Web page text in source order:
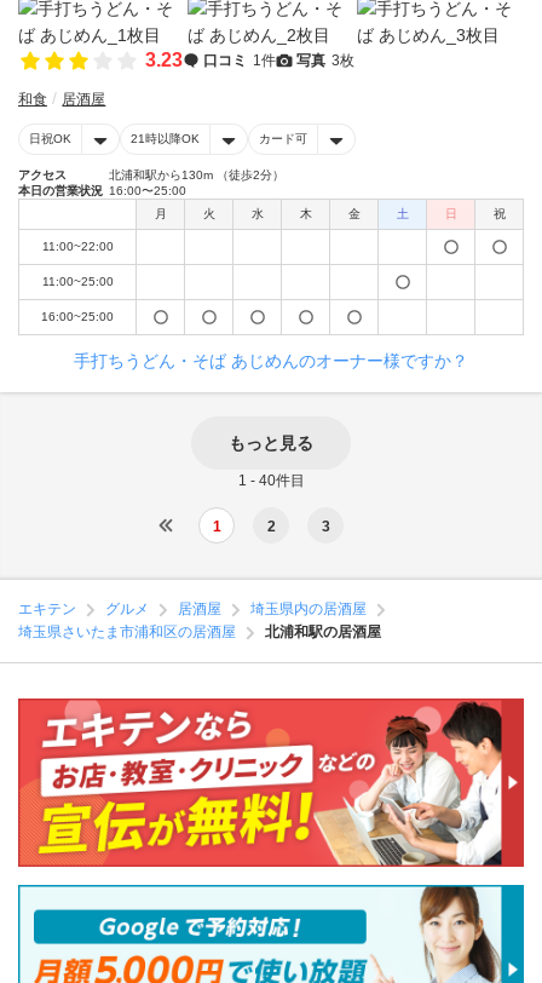
3.23 口コミ 1件 写真 3枚
和食 居酒屋
日祝OK 21時以降OK カード可
アクセス
北浦和駅から130m （徒歩2分）
本日の営業状況 16:00〜25:00
月
火 水 木 金 土 日 祝
11:00~22:00
11:00~25:00
16:00~25:00
手打ちうどん・そば あじめんのオーナー様ですか？
もっと見る
1 - 40件目
1 2 3
エキテン グルメ 居酒屋
埼玉県内の居酒屋
埼玉県さいたま市浦和区の居酒屋
北浦和駅の居酒屋